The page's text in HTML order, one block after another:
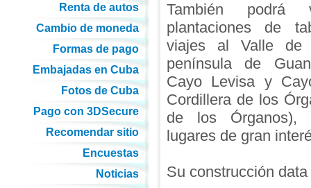
También podrá
plantaciones de
viajes al Valle de
península de
Cayo Levisa y
Cordillera de los
de los Órganos),
lugares de gran
Su construcción
Renta de autos
Cambio de moneda
Formas de pago
Embajadas en Cuba
Fotos de Cuba
Pago con 3DSecure
Recomendar sitio
Encuestas
Noticias